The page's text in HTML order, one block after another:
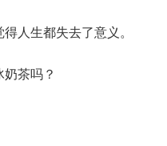
人生都失去了意义。
茶吗？